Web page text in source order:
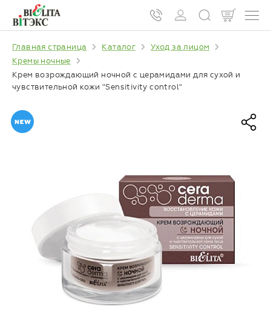
Главная страница Каталог
Уход за лицом
Кремы ночные
Крем возрождающий ночной с церамидами для сухой и
чувствительной кожи "Sensitivity control"